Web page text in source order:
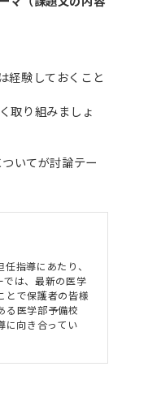
経験しておくこと
取り組みましょ
いてが討論テー
指導にあたり、
では、最新の医学
とで保護者の皆様
る医学部予備校
に向き合ってい